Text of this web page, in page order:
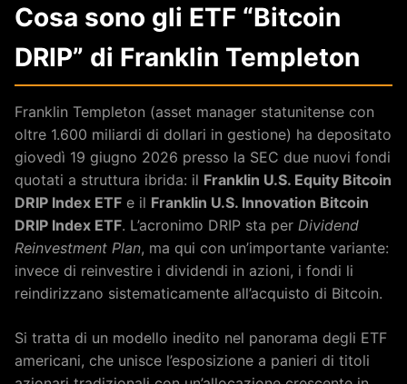
Cosa sono gli ETF “Bitcoin
DRIP” di Franklin Templeton
Franklin Templeton (asset manager statunitense con
oltre 1.600 miliardi di dollari in gestione) ha depositato
giovedì 19 giugno 2026 presso la SEC due nuovi fondi
quotati a struttura ibrida: il Franklin U.S. Equity Bitcoin
DRIP Index ETF e il Franklin U.S. Innovation Bitcoin
DRIP Index ETF. L’acronimo DRIP sta per Dividend
Reinvestment Plan, ma qui con un’importante variante:
invece di reinvestire i dividendi in azioni, i fondi li
reindirizzano sistematicamente all’acquisto di Bitcoin.
Si tratta di un modello inedito nel panorama degli ETF
americani, che unisce l’esposizione a panieri di titoli